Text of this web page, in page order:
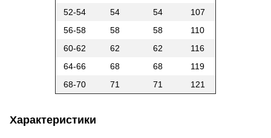
52-54
54 54
107
56-58
58 58
110
60-62
62 62
116
64-66
68 68
119
68-70
71 71 121
Характеристики